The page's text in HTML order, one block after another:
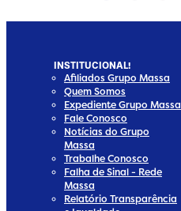
INSTITUCIONAL!
Afiliados Grupo Massa
Quem Somos
Expediente Grupo Massa
Fale Conosco
Notícias do Grupo
Massa
Trabalhe Conosco
Falha de Sinal - Rede
Massa
Relatório Transparência